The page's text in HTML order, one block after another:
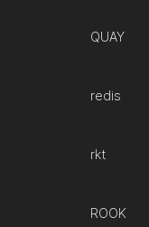
QUAY
redis
rkt
ROOK